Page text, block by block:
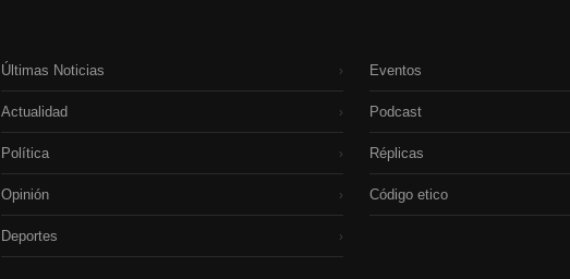
Últimas Noticias ›
Actualidad ›
Política ›
Opinión ›
Deportes ›
Eventos
Podcast
Réplicas
Código etico